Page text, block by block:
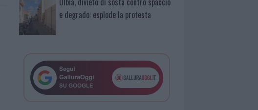
e degrado: esplode la protesta